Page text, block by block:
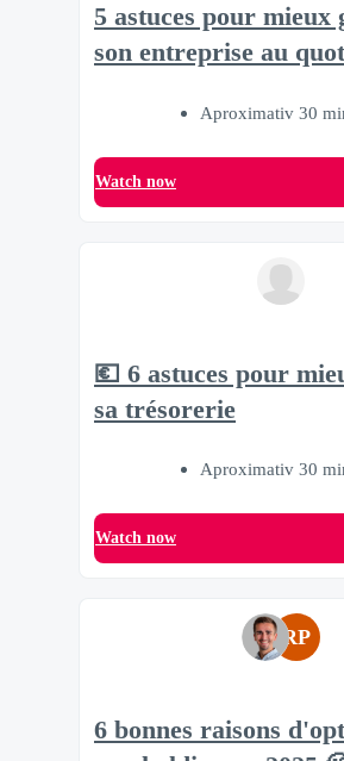
5 astuces pour mieux
son entreprise au
Aproximativ 30
Watch now
💶 6 astuces pour
sa trésorerie
Aproximativ 30
Watch now
RP
6 bonnes raisons